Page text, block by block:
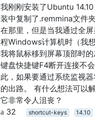
我刚刚安装了Ubuntu
装中复制了.remmina文件
在那里，但是当我通过全
程Windows计算机时（我
我将鼠标移到屏幕顶部时
键盘快捷键F4断开连接不
此，如果要通过系统监视
的出路。 有什么想法可以
它非常令人沮丧？
32
shortcut-keys 14.10